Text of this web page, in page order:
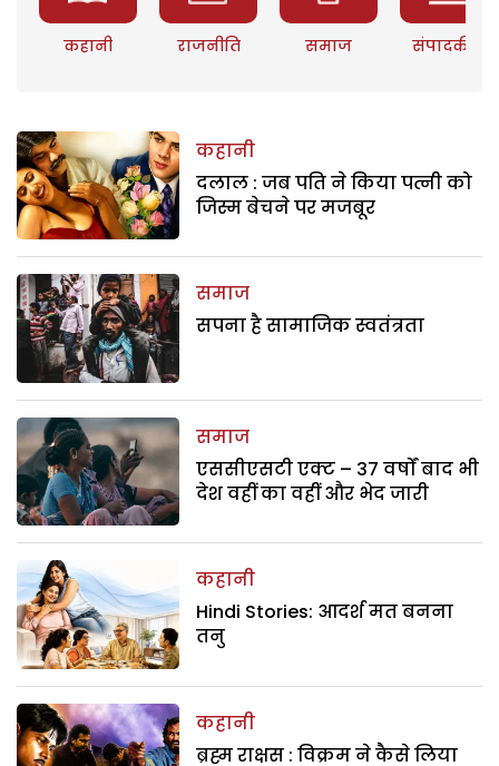
कहानी राजनीति समाज संपादकीय
कहानी
दलाल : जब पति ने किया पत्नी को
जिस्म बेचने पर मजबूर
समाज
सपना है सामाजिक स्वतंत्रता
समाज
एससीएसटी एक्ट – 37 वर्षों बाद भी
देश वहीं का वहीं और भेद जारी
कहानी
Hindi Stories: आदर्श मत बनना
तनु
कहानी
ब्रह्म राक्षस : विक्रम ने कैसे लिया